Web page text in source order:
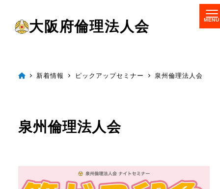
大阪府倫理法人会
新着情報 ピックアップセミナー 泉州倫理法人会
泉州倫理法人会